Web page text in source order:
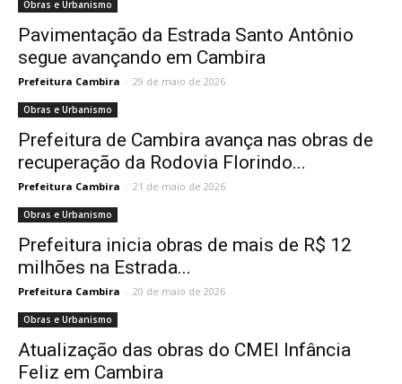
Obras e Urbanismo
Pavimentação da Estrada Santo Antônio
segue avançando em Cambira
Prefeitura Cambira - 29 de maio de 2026
Obras e Urbanismo
Prefeitura de Cambira avança nas obras de
recuperação da Rodovia Florindo...
Prefeitura Cambira - 21 de maio de 2026
Obras e Urbanismo
Prefeitura inicia obras de mais de R$ 12
milhões na Estrada...
Prefeitura Cambira - 20 de maio de 2026
Obras e Urbanismo
Atualização das obras do CMEI Infância
Feliz em Cambira